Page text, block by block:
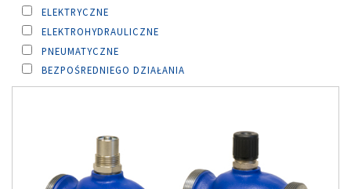
ELEKTRYCZNE
ELEKTROHYDRAULICZNE
PNEUMATYCZNE
BEZPOŚREDNIEGO DZIAŁANIA